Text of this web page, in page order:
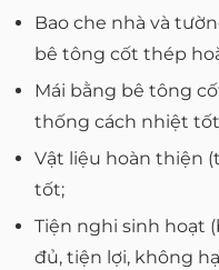
Bao che nhà và
bê tông cốt thép
Mái bằng bê tông
thống cách nhiệt
Vật liệu hoàn thiện
tốt;
Tiện nghi sinh hoạt
đủ, tiện lợi, không